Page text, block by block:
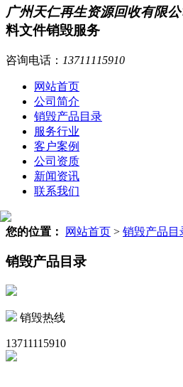
广州天仁再生资源回收有限
料文件销毁服务
咨询电话： 13711115910
网站首页
公司简介
销毁产品目录
服务行业
客户案例
公司资质
新闻资讯
联系我们
您的位置： 网站首页 > 销毁产品目
销毁产品目录
销毁热线
13711115910